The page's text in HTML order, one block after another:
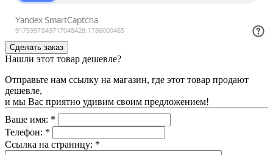
Нашли этот товар дешевле?
Отправьте нам ссылку на магазин, где этот товар продают
дешевле,
и мы Вас приятно удивим своим предложением!
Ваше имя: *
Телефон: *
Ссылка на страницу: *